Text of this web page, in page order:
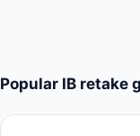
Popular IB retake